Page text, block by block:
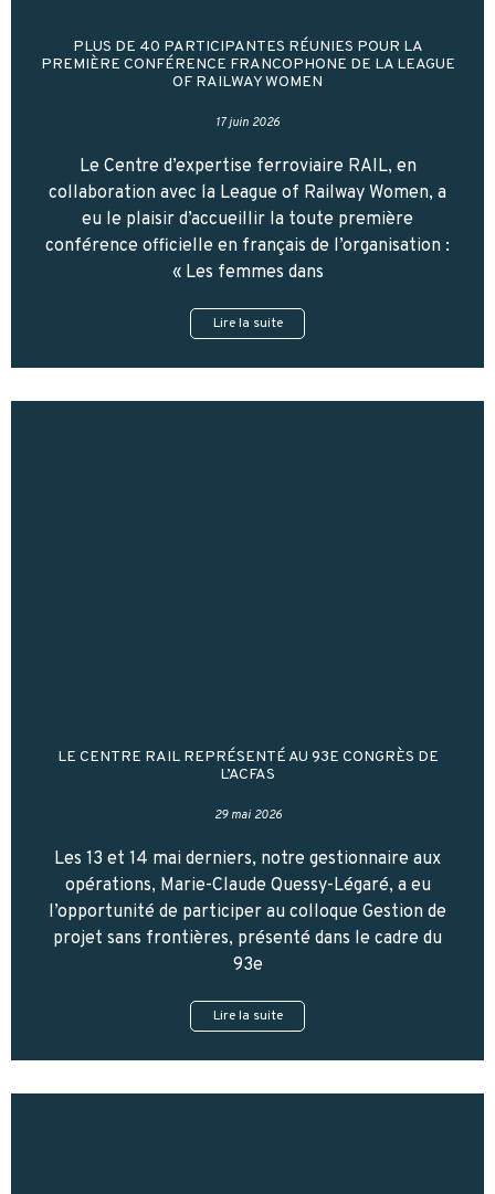
PLUS DE 40 PARTICIPANTES RÉUNIES POUR LA
PREMIÈRE CONFÉRENCE FRANCOPHONE DE LA LEAGUE
OF RAILWAY WOMEN
17 juin 2026
Le Centre d’expertise ferroviaire RAIL, en
collaboration avec la League of Railway Women, a
eu le plaisir d’accueillir la toute première
conférence officielle en français de l’organisation :
« Les femmes dans
Lire la suite
LE CENTRE RAIL REPRÉSENTÉ AU 93E CONGRÈS DE
L’ACFAS
29 mai 2026
Les 13 et 14 mai derniers, notre gestionnaire aux
opérations, Marie-Claude Quessy-Légaré, a eu
l’opportunité de participer au colloque Gestion de
projet sans frontières, présenté dans le cadre du
93e
Lire la suite